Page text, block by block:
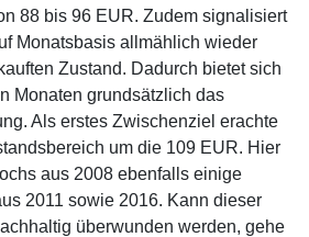
88 bis 96 EUR. Zudem signalisiert
Monatsbasis allmählich wieder
Zustand. Dadurch bietet sich
Monaten grundsätzlich das
Als erstes Zwischenziel erachte
um die 109 EUR. Hier
aus 2008 ebenfalls einige
2011 sowie 2016. Kann dieser
überwunden werden, gehe